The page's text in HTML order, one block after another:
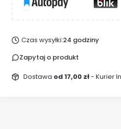
Czas wysyłki:24 godziny
Zapytaj o produkt
Dostawa od 17,00 zł- Kurier